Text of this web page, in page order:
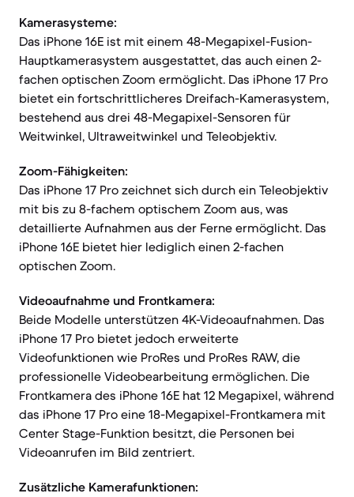
Kamerasysteme:
Das iPhone 16E ist mit einem 48-Megapixel-Fusion-
Hauptkamerasystem ausgestattet, das auch einen 2-
fachen optischen Zoom ermöglicht. Das iPhone 17 Pro
bietet ein fortschrittlicheres Dreifach-Kamerasystem,
bestehend aus drei 48-Megapixel-Sensoren für
Weitwinkel, Ultraweitwinkel und Teleobjektiv.
Zoom-Fähigkeiten:
Das iPhone 17 Pro zeichnet sich durch ein Teleobjektiv
mit bis zu 8-fachem optischem Zoom aus, was
detaillierte Aufnahmen aus der Ferne ermöglicht. Das
iPhone 16E bietet hier lediglich einen 2-fachen
optischen Zoom.
Videoaufnahme und Frontkamera:
Beide Modelle unterstützen 4K-Videoaufnahmen. Das
iPhone 17 Pro bietet jedoch erweiterte
Videofunktionen wie ProRes und ProRes RAW, die
professionelle Videobearbeitung ermöglichen. Die
Frontkamera des iPhone 16E hat 12 Megapixel, während
das iPhone 17 Pro eine 18-Megapixel-Frontkamera mit
Center Stage-Funktion besitzt, die Personen bei
Videoanrufen im Bild zentriert.
Zusätzliche Kamerafunktionen: